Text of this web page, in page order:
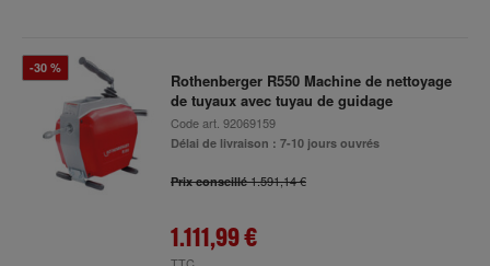
-30 %
Rothenberger R550 Machine de nettoyage
de tuyaux avec tuyau de guidage
Code art. 92069159
Délai de livraison : 7-10 jours ouvrés
Prix conseillé1.591,14 €
1.111,99 €